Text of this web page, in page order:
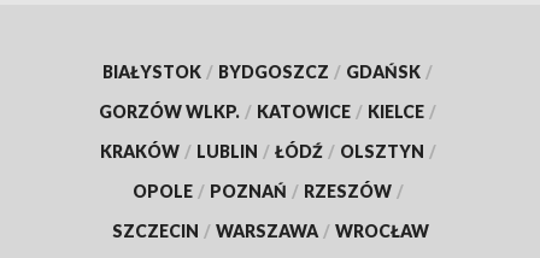
BIAŁYSTOK / BYDGOSZCZ / GDAŃSK /
GORZÓW WLKP. / KATOWICE / KIELCE /
KRAKÓW / LUBLIN / ŁÓDŹ / OLSZTYN /
OPOLE / POZNAŃ / RZESZÓW /
SZCZECIN / WARSZAWA / WROCŁAW